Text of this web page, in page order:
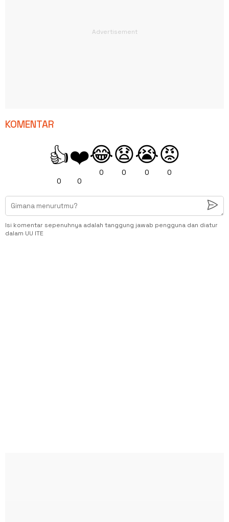
KOMENTAR
👍
0
❤️
0
😂
0
😧
0
😭
0
😡
0
Isi komentar sepenuhnya adalah tanggung jawab pengguna dan diatur
dalam UU ITE